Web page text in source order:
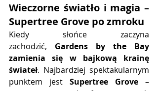
Wieczorne światło i magia –
Supertree Grove po zmroku
Kiedy słońce zaczyna
zachodzić, Gardens by the Bay
zamienia się w bajkową krainę
świateł. Najbardziej spektakularnym
punktem jest Supertree Grove –